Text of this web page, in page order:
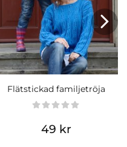
Flätstickad familjetröja
49 kr